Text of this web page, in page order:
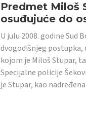
Predmet Miloš
osuđujuće do
U julu 2008. godine Sud
dvogodišnjeg postupka,
kojom je Miloš Stupar,
Specijalne policije
je Stupar, kao